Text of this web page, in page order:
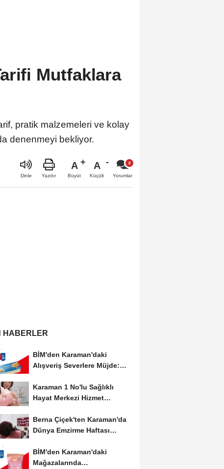
Mutfaklara
pratik malzemeleri ve kolay
denenmeyi bekliyor.
Dinle Yazdır
A
Büyüt
A
Küçült Yorumlar
HABERLER
BİM'den Karaman'daki
Alışveriş Severlere Müjde:
Karaman 1 No'lu Sağlıklı
Hayat Merkezi Hizmet
Berna Çiçek'ten Karaman'da
Dünya Emzirme Haftası
BİM'den Karaman'daki
Mağazalarında